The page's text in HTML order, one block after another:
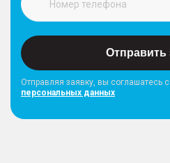
Отправить
Отправляя заявку, вы соглашатесь
персональных данных